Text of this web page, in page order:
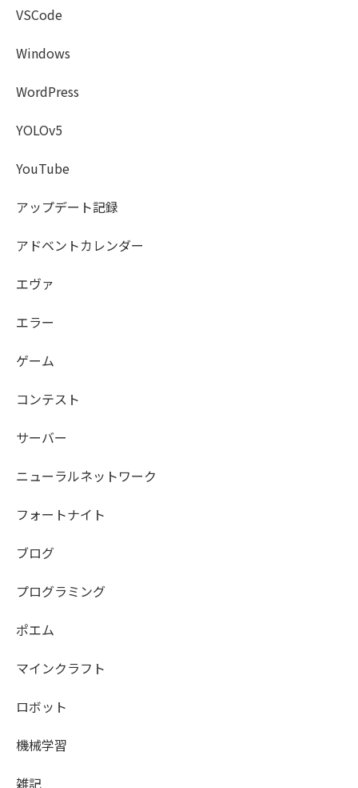
VSCode
Windows
WordPress
YOLOv5
YouTube
アップデート記録
アドベントカレンダー
エヴァ
エラー
ゲーム
コンテスト
サーバー
ニューラルネットワーク
フォートナイト
ブログ
プログラミング
ポエム
マインクラフト
ロボット
機械学習
雑記